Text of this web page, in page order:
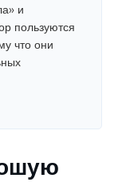
и
пользуются
что они